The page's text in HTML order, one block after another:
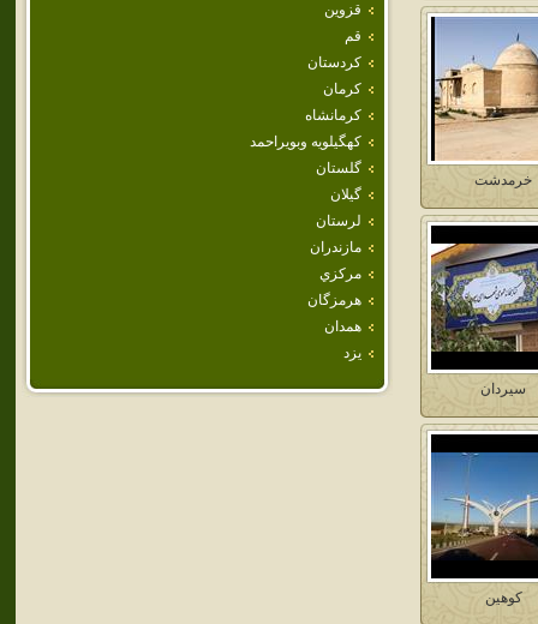
قزوين
قم
كردستان
كرمان
كرمانشاه
كهگيلويه وبويراحمد
گلستان
گيلان
لرستان
مازندران
مركزي
هرمزگان
همدان
يزد
خرمدشت
سيردان
كوهين